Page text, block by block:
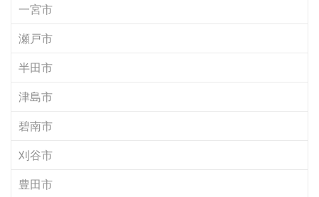
一宮市
瀬戸市
半田市
津島市
碧南市
刈谷市
豊田市